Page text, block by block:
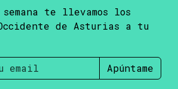
te llevamos los
de Asturias a tu
Apúntame